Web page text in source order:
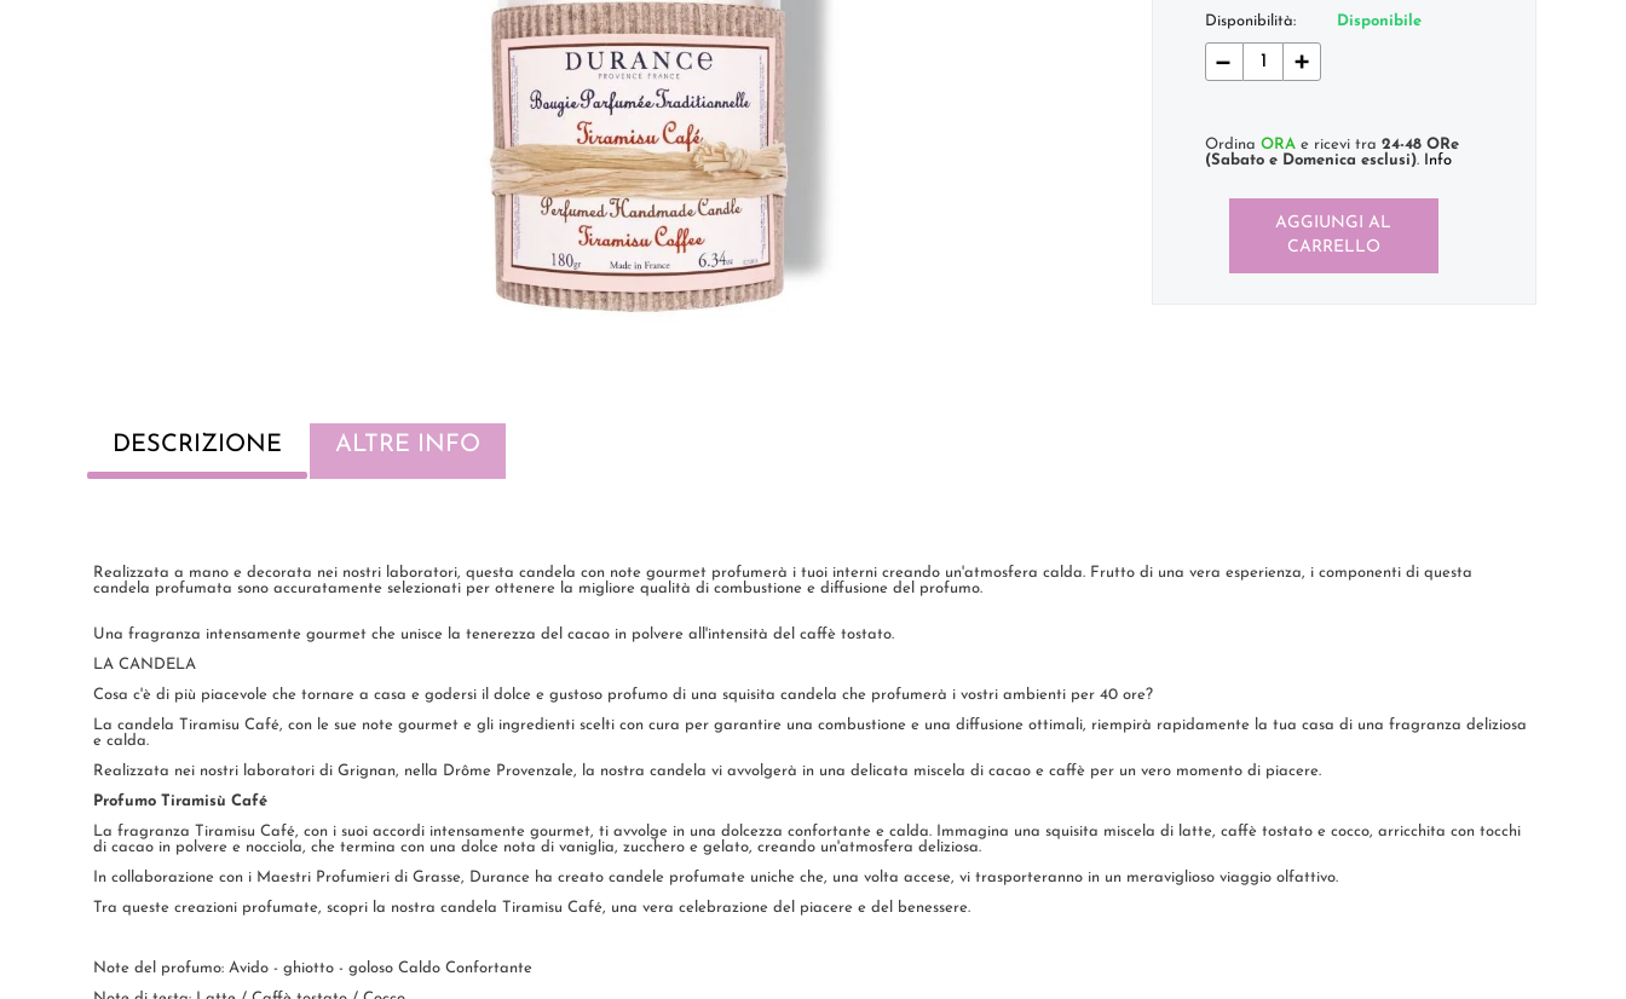
Disponibilità: Disponibile
+
−
Ordina ORA e ricevi tra 24-48 ORe
(Sabato e Domenica esclusi). Info
AGGIUNGI AL
CARRELLO
DESCRIZIONE ALTRE INFO
Realizzata a mano e decorata nei nostri laboratori, questa candela con note gourmet profumerà i tuoi interni creando un'atmosfera calda. Frutto di una vera esperienza, i componenti di questa
candela profumata sono accuratamente selezionati per ottenere la migliore qualità di combustione e diffusione del profumo.
Una fragranza intensamente gourmet che unisce la tenerezza del cacao in polvere all'intensità del caffè tostato.
LA CANDELA
Cosa c'è di più piacevole che tornare a casa e godersi il dolce e gustoso profumo di una squisita candela che profumerà i vostri ambienti per 40 ore?
La candela Tiramisu Café, con le sue note gourmet e gli ingredienti scelti con cura per garantire una combustione e una diffusione ottimali, riempirà rapidamente la tua casa di una fragranza deliziosa
e calda.
Realizzata nei nostri laboratori di Grignan, nella Drôme Provenzale, la nostra candela vi avvolgerà in una delicata miscela di cacao e caffè per un vero momento di piacere.
Profumo Tiramisù Café
La fragranza Tiramisu Café, con i suoi accordi intensamente gourmet, ti avvolge in una dolcezza confortante e calda. Immagina una squisita miscela di latte, caffè tostato e cocco, arricchita con tocchi
di cacao in polvere e nocciola, che termina con una dolce nota di vaniglia, zucchero e gelato, creando un'atmosfera deliziosa.
In collaborazione con i Maestri Profumieri di Grasse, Durance ha creato candele profumate uniche che, una volta accese, vi trasporteranno in un meraviglioso viaggio olfattivo.
Tra queste creazioni profumate, scopri la nostra candela Tiramisu Café, una vera celebrazione del piacere e del benessere.
Note del profumo: Avido - ghiotto - goloso Caldo Confortante